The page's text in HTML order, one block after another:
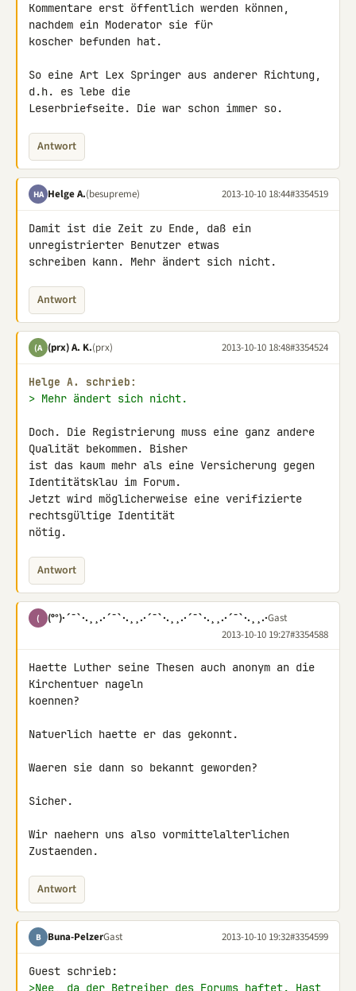
Kommentare erst öffentlich werden können,
nachdem ein Moderator sie für
koscher befunden hat.
So eine Art Lex Springer aus anderer Richtung,
d.h. es lebe die
Leserbriefseite. Die war schon immer so.
Antwort
HA Helge A.(besupreme) 2013-10-10 18:44#3354519
Damit ist die Zeit zu Ende, daß ein
unregistrierter Benutzer etwas
schreiben kann. Mehr ändert sich nicht.
Antwort
(A (prx) A. K.(prx) 2013-10-10 18:48#3354524
Helge A. schrieb:
> Mehr ändert sich nicht.
Doch. Die Registrierung muss eine ganz andere
Qualität bekommen. Bisher
ist das kaum mehr als eine Versicherung gegen
Identitätsklau im Forum.
Jetzt wird möglicherweise eine verifizierte
rechtsgültige Identität
nötig.
Antwort
( (º°)·´¯`·.¸¸.·´¯`·.¸¸.·´¯`·.¸¸.·´¯`·.¸¸.·´¯`·.¸¸.·Gast
2013-10-10 19:27#3354588
Haette Luther seine Thesen auch anonym an die
Kirchentuer nageln
koennen?
Natuerlich haette er das gekonnt.
Waeren sie dann so bekannt geworden?
Sicher.
Wir naehern uns also vormittelalterlichen
Zustaenden.
Antwort
B Buna-PelzerGast 2013-10-10 19:32#3354599
>Nee, da der Betreiber des Forums haftet. Hast